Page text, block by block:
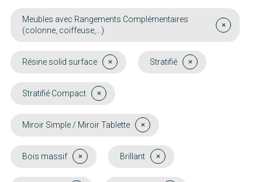
Meubles avec Rangements Complémentaires
(colonne, coiffeuse,...)
Résine solid surface Stratifié
Stratifié Compact
Miroir Simple / Miroir Tablette
Bois massif Brillant